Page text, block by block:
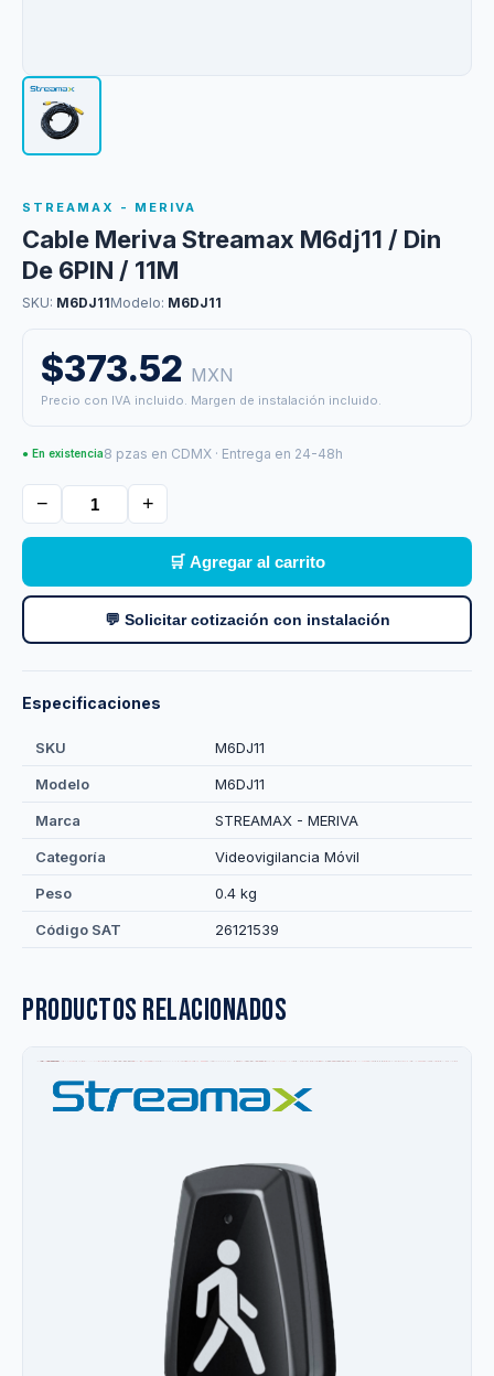
STREAMAX - MERIVA
Cable Meriva Streamax M6dj11 / Din
De 6PIN / 11M
SKU: M6DJ11Modelo: M6DJ11
$373.52 MXN
Precio con IVA incluido. Margen de instalación incluido.
● En existencia8 pzas en CDMX · Entrega en 24-48h
− +
🛒 Agregar al carrito
💬 Solicitar cotización con instalación
Especificaciones
SKU M6DJ11
Modelo M6DJ11
Marca STREAMAX - MERIVA
Categoría Videovigilancia Móvil
Peso 0.4 kg
Código SAT 26121539
Productos relacionados